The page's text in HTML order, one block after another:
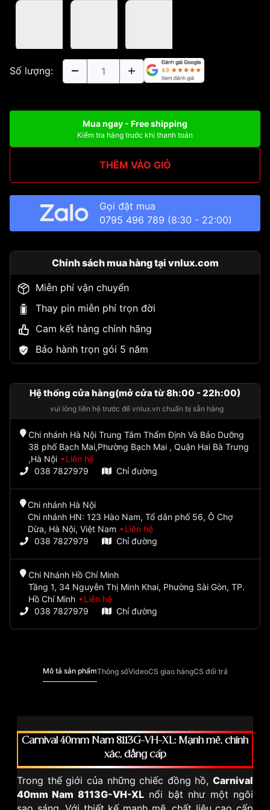
Số lượng:
Mua ngay - Free shipping
Kiểm tra hàng trước khi thanh toán
THÊM VÀO GIỎ
Gọi đặt mua
0795 496 789 (8:30 - 22:00)
Chính sách mua hàng tại vnlux.com
Miễn phí vận chuyển
Thay pin miễn phí trọn đời
Cam kết hàng chính hãng
Bảo hành trọn gói 5 năm
Hệ thống cửa hàng(mở cửa từ 8h:00 - 22h:00)
vui lòng liên hệ trước để vnlux.vn chuẩn bị sẵn hàng
Chi nhánh Hà Nội Trung Tâm Thẩm Định Và Bảo Dưỡng
38 phố Bạch Mai,Phường Bạch Mai , Quận Hai Bà Trưng
,Hà Nội
Liên hệ
038 7827979
Chỉ đường
Chi nhánh Hà Nội
Chi nhánh HN: 123 Hào Nam, Tổ dân phố 56, Ô Chợ
Dừa, Hà Nội, Việt Nam
Liên hệ
038 7827979
Chỉ đường
Chi Nhánh Hồ Chí Minh
Tầng 1, 34 Nguyễn Thị Minh Khai, Phường Sài Gòn, TP.
Hồ Chí Minh
Liên hệ
038 7827979
Chỉ đường
Mô tả sản phẩmThông sốVideoCS giao hàngCS đổi trả
Carnival 40mm Nam 8113G-VH-XL: Mạnh mẽ, chính
xác, đẳng cấp
Trong thế giới của những chiếc đồng hồ, Carnival
40mm Nam 8113G-VH-XLnổi bật như một ngôi